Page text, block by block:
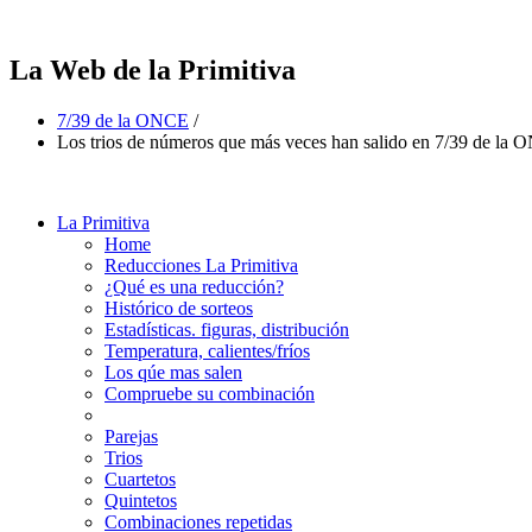
La Web de la Primitiva
7/39 de la ONCE /
Los trios de números que más veces han salido en 7/39 de la
La Primitiva
Home
Reducciones La Primitiva
¿Qué es una reducción?
Histórico de sorteos
Estadísticas. figuras, distribución
Temperatura, calientes/fríos
Los qúe mas salen
Compruebe su combinación
Parejas
Trios
Cuartetos
Quintetos
Combinaciones repetidas